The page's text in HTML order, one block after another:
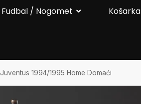
Fudbal / Nogomet Košarka
Juventus 1994/1995 Home Domaći